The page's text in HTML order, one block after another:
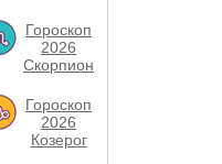
Гороскоп
2026
Скорпион
Гороскоп
2026
Козерог